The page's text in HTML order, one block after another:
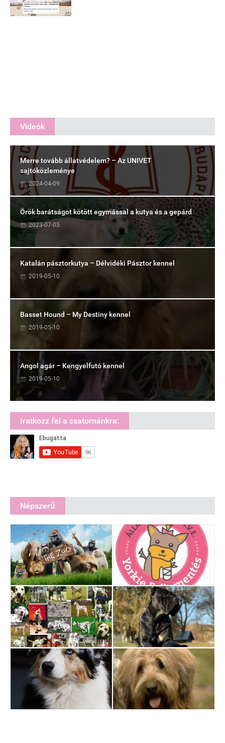
Videók
Merre tovább állatvédelem? – Az UNIVET
sajtóközleménye
2024-04-09
Örök barátságot kötött egymással a kutya és a gepárd
2023-07-05
Katalán pásztorkutya – Délvidéki Pásztor kennel
2019-05-10
Basset Hound – My Destiny kennel
2019-05-10
Angol agár – Kengyelfutó kennel
2019-05-10
Iratkozz fel a csatornánkra:
Népszerű